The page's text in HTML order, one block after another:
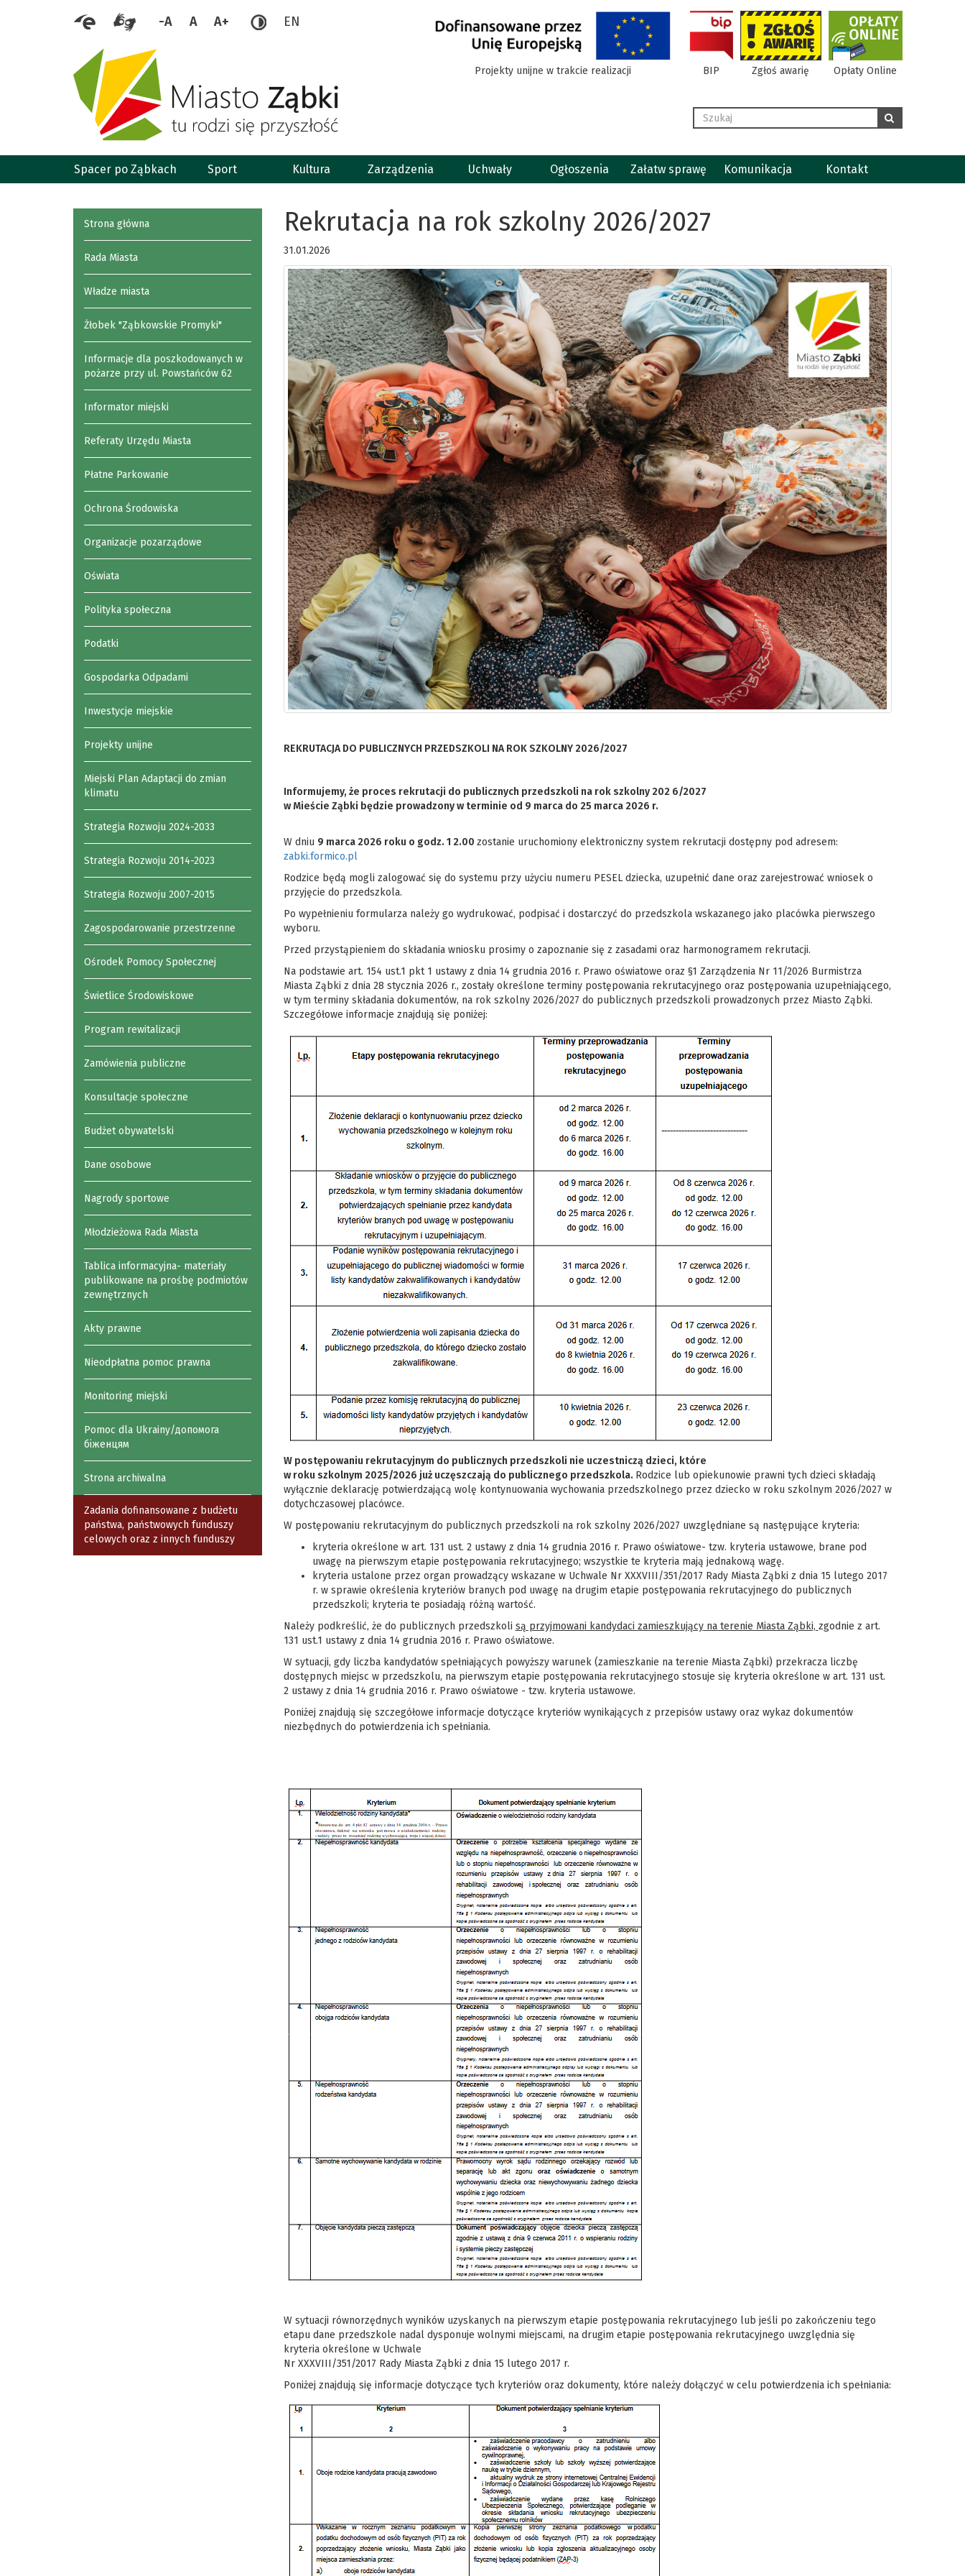
-A A A+ EN
Projekty unijne w trakcie realizacji BIP Zgłoś awarię Opłaty Online
Wyszukaj szukaj
Spacer po Ząbkach Sport Kultura Zarządzenia Uchwały Ogłoszenia Załatw sprawę Komunikacja Kontakt
Strona główna
Rada Miasta
Władze miasta
Żłobek "Ząbkowskie Promyki"
Informacje dla poszkodowanych w
pożarze przy ul. Powstańców 62
Informator miejski
Referaty Urzędu Miasta
Płatne Parkowanie
Ochrona Środowiska
Organizacje pozarządowe
Oświata
Polityka społeczna
Podatki
Gospodarka Odpadami
Inwestycje miejskie
Projekty unijne
Miejski Plan Adaptacji do zmian
klimatu
Strategia Rozwoju 2024-2033
Strategia Rozwoju 2014-2023
Strategia Rozwoju 2007-2015
Zagospodarowanie przestrzenne
Ośrodek Pomocy Społecznej
Świetlice Środowiskowe
Program rewitalizacji
Zamówienia publiczne
Konsultacje społeczne
Budżet obywatelski
Dane osobowe
Nagrody sportowe
Młodzieżowa Rada Miasta
Tablica informacyjna- materiały
publikowane na prośbę podmiotów
zewnętrznych
Akty prawne
Nieodpłatna pomoc prawna
Monitoring miejski
Pomoc dla Ukrainy/допомога
біженцям
Strona archiwalna
Zadania dofinansowane z budżetu
państwa, państwowych funduszy
celowych oraz z innych funduszy
Rekrutacja na rok szkolny 2026/2027
31.01.2026
REKRUTACJA DO PUBLICZNYCH PRZEDSZKOLI NA ROK SZKOLNY 2026/2027
Informujemy, że proces rekrutacji do publicznych przedszkoli na rok szkolny 202 6/2027
w Mieście Ząbki będzie prowadzonyw terminie od 9 marcado 25 marca2026 r.
W dniu 9 marca2026 roku o godz. 1 2.00 zostanie uruchomiony elektroniczny system rekrutacji dostępny pod adresem:
zabki.formico.pl
Rodzice będą mogli zalogować się do systemu przy użyciu numeru PESEL dziecka, uzupełnić dane oraz zarejestrować wniosek o
przyjęcie do przedszkola.
Po wypełnieniu formularza należy go wydrukować, podpisać i dostarczyć do przedszkola wskazanego jako placówka pierwszego
wyboru.
Przed przystąpieniem do składania wniosku prosimy o zapoznanie się z zasadami oraz harmonogramem rekrutacji.
Na podstawie art. 154 ust.1 pkt 1 ustawy z dnia 14 grudnia 2016 r. Prawo oświatowe oraz §1 Zarządzenia Nr 11/2026 Burmistrza
Miasta Ząbki z dnia 28 stycznia 2026 r., zostały określone terminy postępowania rekrutacyjnego oraz postępowania uzupełniającego,
w tym terminy składania dokumentów, na rok szkolny 2026/2027 do publicznych przedszkoli prowadzonych przez Miasto Ząbki.
Szczegółowe informacje znajdują się poniżej:
W postępowaniu rekrutacyjnym do publicznych przedszkoli nie uczestniczą dzieci, które
w roku szkolnym 2025/2026 już uczęszczają do publicznego przedszkola. Rodzice lub opiekunowie prawni tych dzieci składają
wyłącznie deklarację potwierdzającą wolę kontynuowania wychowania przedszkolnego przez dziecko w roku szkolnym 2026/2027 w
dotychczasowej placówce.
W postępowaniu rekrutacyjnym do publicznych przedszkoli na rok szkolny 2026/2027 uwzględniane są następujące kryteria:
kryteria określone w art. 131 ust. 2 ustawy z dnia 14 grudnia 2016 r. Prawo oświatowe- tzw. kryteria ustawowe, brane pod
uwagę na pierwszym etapie postępowania rekrutacyjnego; wszystkie te kryteria mają jednakową wagę.
kryteria ustalone przez organ prowadzący wskazane w Uchwale Nr XXXVIII/351/2017 Rady Miasta Ząbki z dnia 15 lutego 2017
r. w sprawie określenia kryteriów branych pod uwagę na drugim etapie postępowania rekrutacyjnego do publicznych
przedszkoli; kryteria te posiadają różną wartość.
Należy podkreślić, że do publicznych przedszkoli są przyjmowani kandydaci zamieszkującyna terenie Miasta Ząbki, zgodnie z art.
131 ust.1 ustawy z dnia 14 grudnia 2016 r. Prawo oświatowe.
W sytuacji, gdy liczba kandydatów spełniających powyższy warunek (zamieszkanie na terenie Miasta Ząbki) przekracza liczbę
dostępnych miejsc w przedszkolu, na pierwszym etapie postępowania rekrutacyjnego stosuje się kryteria określone w art. 131 ust.
2 ustawy z dnia 14 grudnia 2016 r. Prawo oświatowe - tzw. kryteria ustawowe.
Poniżej znajdują się szczegółowe informacje dotyczące kryteriów wynikających z przepisów ustawy oraz wykaz dokumentów
niezbędnych do potwierdzenia ich spełniania.
W sytuacji równorzędnych wyników uzyskanych na pierwszym etapie postępowania rekrutacyjnego lub jeśli po zakończeniu tego
etapu dane przedszkole nadal dysponuje wolnymi miejscami, na drugim etapie postępowania rekrutacyjnego uwzględnia się
kryteria określone w Uchwale
Nr XXXVIII/351/2017 Rady Miasta Ząbki z dnia 15 lutego 2017 r.
Poniżej znajdują się informacje dotyczące tych kryteriów oraz dokumenty, które należy dołączyć w celu potwierdzenia ich spełniania: